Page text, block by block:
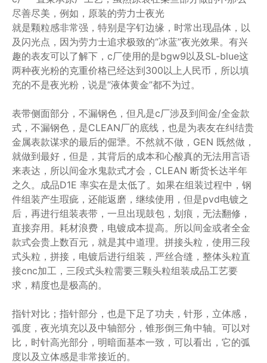
尽善尽美，例如，原装的劳力士夜光
就是颗粒感非常强，特别是字钉边缘，时常出现晶体，以
及闪光点，因为劳力士追求极致的“冰蓝”夜光效果。有兴
趣的表友可以了解下，c厂使用的是bgw9以及SL-blue这
两种夜光粉的克重价格已经达到300以上人民币，所以填
充的不是夜光粉，说是“液体黄金”都不为过。
表带侧面部分，不漏钢色，但凡是c厂涉及到间金/全金款
式，不漏钢色，是CLEAN厂的底线，也是为表友在纠结贵
金属表款谋求的最后的倔犟。不然就不做，GEN 既然做，
就做到最好，但是，其背后的成本和心酸真的无法用言语
来表达，所以间金水鬼款式才会，CLEAN 断货长达半年
之久。成品D1E 率实在是太低了。如果在组装过程中，钢
件组装产生瑕疵，还能返磨，继续使用，但是pvd电镀之
后，再进行组装表带，一旦出现鼓包，划痕，无法翻修，
直接弃用。耗材浪费，电镀成本提高。所以间金或者全金
款式会贵上数百元，就是其中道理。拼接头粒，使用三段
式头粒，拼接，电镀后进行组装，严丝合缝，整体头粒直
接cnc加工，三段式头粒需要三颗头粒组装成品工艺要
求，精度也是极高的。
指针对比；指针部分，也是下足了功夫，针形，立体感，
弧度，夜光填充以及中轴部分，锥形倒三角中轴。可以对
比，时针高光部分，明暗面基本一致，可以看出，它的弧
度以及立体感是非常接近的。